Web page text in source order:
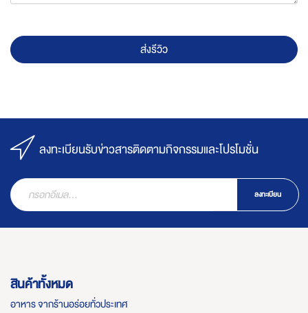
ส่งรีวิว
ลงทะเบียนรับข่าวสารติดตามกิจกรรมและโปรโมชั่น
ลงทะเบียน
สินค้าทั้งหมด
อาหาร จากร้านอร่อยทั่วประเทศ